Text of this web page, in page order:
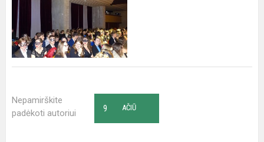
Nepamirškite
padėkoti autoriui
AČIŪ
9